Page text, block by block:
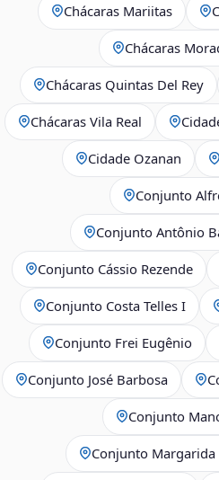
Chácaras Mariitas
Chácaras
Chácaras Quintas Del Rey
Chácaras Vila Real
Cidade Ozanan
Conjunto
Conjunto Antônio
Conjunto Cássio Rezende
Conjunto Costa Telles I
Conjunto Frei Eugênio
Conjunto José Barbosa
Conjunto
Conjunto Margarida